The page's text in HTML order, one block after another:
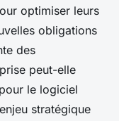
optimiser leurs
obligations
des
peut-elle
le logiciel
stratégique